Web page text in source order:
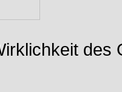
des